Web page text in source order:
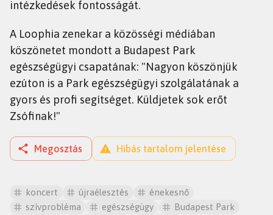
intézkedések fontosságát.
A Loophia zenekar a közösségi médiában
köszönetet mondott a Budapest Park
egészségügyi csapatának: "Nagyon köszönjük
ezúton is a Park egészségügyi szolgálatának a
gyors és profi segítséget. Küldjetek sok erőt
Zsófinak!"
Megosztás Hibás tartalom jelentése
koncert újraélesztés
énekesnő
szívprobléma
egészségügy
Budapest Park